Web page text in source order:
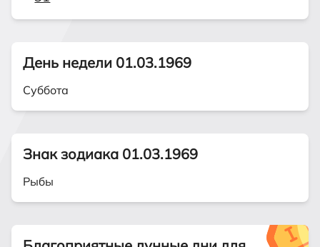
День недели 01.03.1969
Суббота
Знак зодиака 01.03.1969
Рыбы